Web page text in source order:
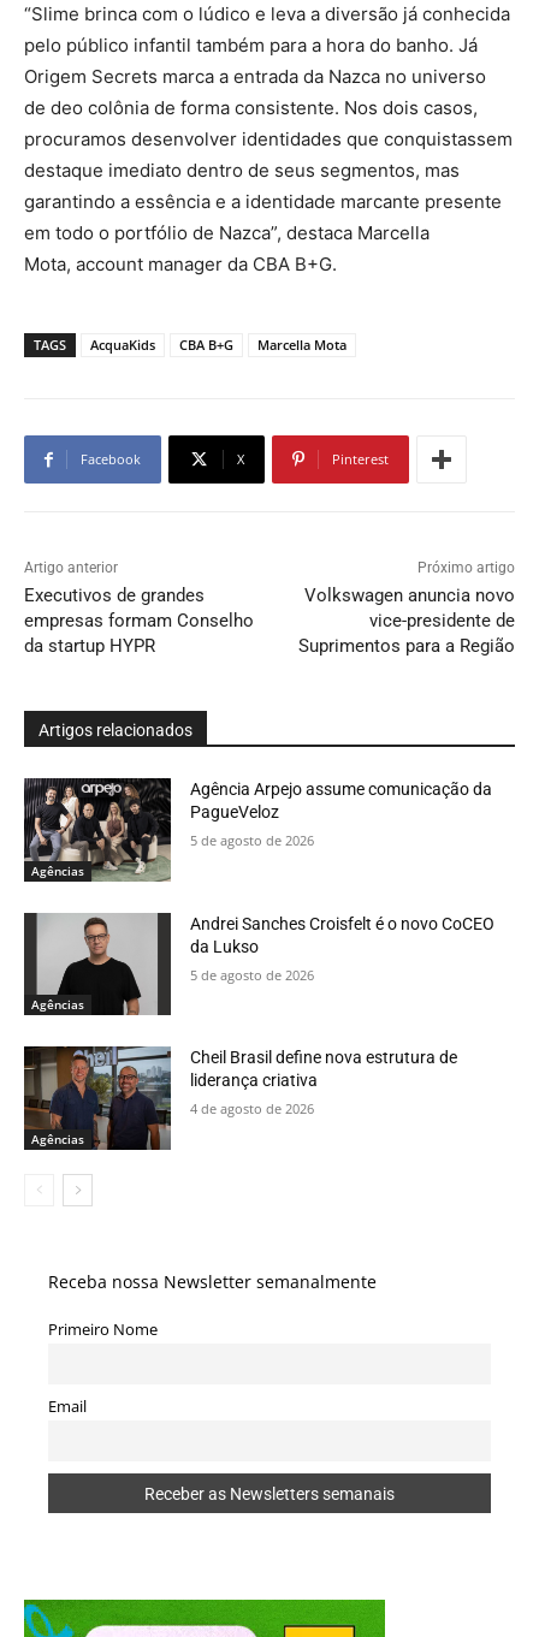
“Slime brinca com o lúdico e leva a diversão já conhecida
pelo público infantil também para a hora do banho. Já
Origem Secrets marca a entrada da Nazca no universo
de deo colônia de forma consistente. Nos dois casos,
procuramos desenvolver identidades que conquistassem
destaque imediato dentro de seus segmentos, mas
garantindo a essência e a identidade marcante presente
em todo o portfólio de Nazca”, destaca Marcella
Mota, account manager da CBA B+G.
TAGS AcquaKids CBA B+G Marcella Mota
Facebook X Pinterest
Artigo anterior
Executivos de grandes
empresas formam Conselho
da startup HYPR
Próximo artigo
Volkswagen anuncia novo
vice-presidente de
Suprimentos para a Região
Artigos relacionados
Agências
Agência Arpejo assume comunicação da
PagueVeloz
5 de agosto de 2026
Agências
Andrei Sanches Croisfelt é o novo CoCEO
da Lukso
5 de agosto de 2026
Agências
Cheil Brasil define nova estrutura de
liderança criativa
4 de agosto de 2026
Receba nossa Newsletter semanalmente
Primeiro Nome
Email